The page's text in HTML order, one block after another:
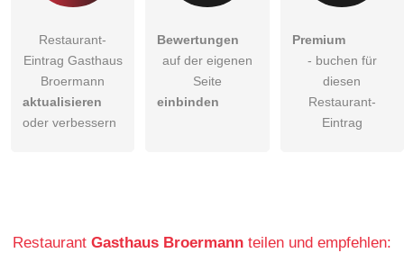
Restaurant-
Eintrag Gasthaus
Broermann
aktualisieren
oder verbessern
Bewertungen
auf der eigenen
Seite
einbinden
Premium
- buchen für
diesen
Restaurant-
Eintrag
Restaurant Gasthaus Broermann teilen und empfehlen: